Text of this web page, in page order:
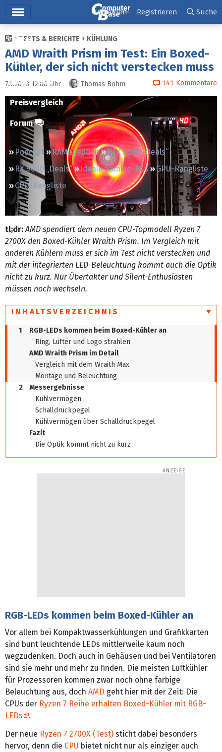
Ticker
Tests
Downloads
Preisvergleich
Forum
Podcast RAMageddon
RTX 5000 „Deals“
RX 9000 „Deals“
Ideale Gaming-PCs
GPU-Rangliste
CPU-Rangliste
Anmelden Registrieren Suche
TESTS & BERICHTE KÜHLUNG
AMD Wraith Prism im Test: Ein Boxed-
Kühler, der sich nicht verstecken muss
7.5.2018 12:00 Uhr Thomas Böhm 141 Kommentare
tl;dr: AMD spendiert dem neuen CPU-Topmodell Ryzen 7
2700X den Boxed-Kühler Wraith Prism. Im Vergleich mit
anderen Kühlern muss er sich im Test nicht verstecken und
mit der integrierten LED-Beleuchtung kommt auch die Optik
nicht zu kurz. Nur Übertakter und Silent-Enthusiasten
müssen noch wechseln.
INHALTSVERZEICHNIS
1
RGB-LEDs kommen beim Boxed-Kühler an
Ring, Lüfter und Logo strahlen
AMD Wraith Prism im Detail
Vergleich mit dem Wraith Max
Montage und Beleuchtung
2
Messergebnisse
Kühlvermögen
Schalldruckpegel
Kühlvermögen über Schalldruckpegel
Fazit
Die Optik kommt nicht zu kurz
RGB-LEDs kommen beim Boxed-Kühler an
Vor allem bei Kompaktwasserkühlungen und Grafikkarten
sind bunt leuchtende LEDs mittlerweile kaum noch
wegzudenken. Doch auch in Gehäusen und bei Ventilatoren
sind sie mehr und mehr zu finden. Die meisten Luftkühler
für Prozessoren kommen zwar noch ohne farbige
Beleuchtung aus, doch AMD geht hier mit der Zeit: Die
CPUs der Ryzen 7 Reihe erhalten Boxed-Kühler mit RGB-
LEDs
.
Der neue Ryzen 7 2700X (Test) sticht dabei besonders
hervor, denn die CPU bietet nicht nur als einziger auch